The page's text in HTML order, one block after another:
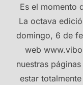
Es el momento
La octava
domingo, 6 de
web
nuestras
estar